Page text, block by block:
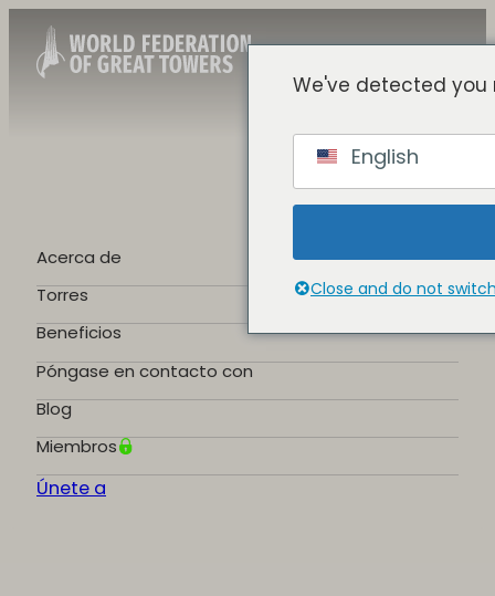
English
Portuguese
Acerca de
Torres
Beneficios
Póngase en contacto con
Blog
Miembros
Únete a
We've detected
English
Close and do not